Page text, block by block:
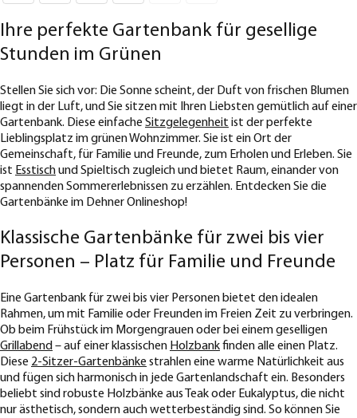
Ihre perfekte Gartenbank für gesellige
Stunden im Grünen
Stellen Sie sich vor: Die Sonne scheint, der Duft von frischen Blumen
liegt in der Luft, und Sie sitzen mit Ihren Liebsten gemütlich auf einer
Gartenbank. Diese einfache Sitzgelegenheit ist der perfekte
Lieblingsplatz im grünen Wohnzimmer. Sie ist ein Ort der
Gemeinschaft, für Familie und Freunde, zum Erholen und Erleben. Sie
ist Esstischund Spieltisch zugleich und bietet Raum, einander von
spannenden Sommererlebnissen zu erzählen. Entdecken Sie die
Gartenbänke im Dehner Onlineshop!
Klassische Gartenbänke für zwei bis vier
Personen – Platz für Familie und Freunde
Eine Gartenbank für zwei bis vier Personen bietet den idealen
Rahmen, um mit Familie oder Freunden im Freien Zeit zu verbringen.
Ob beim Frühstück im Morgengrauen oder bei einem geselligen
Grillabend – auf einer klassischen Holzbankfinden alle einen Platz.
Diese 2-Sitzer-Gartenbänke strahlen eine warme Natürlichkeit aus
und fügen sich harmonisch in jede Gartenlandschaft ein. Besonders
beliebt sind robuste Holzbänke aus Teak oder Eukalyptus, die nicht
nur ästhetisch, sondern auch wetterbeständig sind. So können Sie